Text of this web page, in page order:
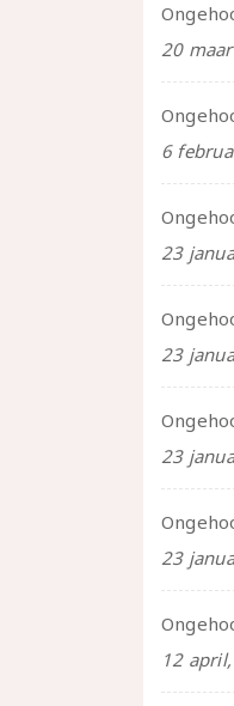
20
6
23
23
23
23
12